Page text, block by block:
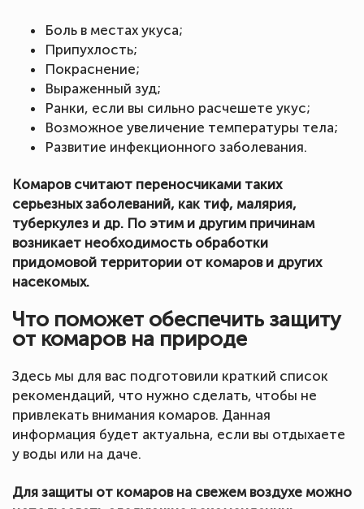
Боль в местах укуса;
Припухлость;
Покраснение;
Выраженный зуд;
Ранки, если вы сильно расчешете укус;
Возможное увеличение температуры тела;
Развитие инфекционного заболевания.
Комаров считают переносчиками таких
серьезных заболеваний, как тиф, малярия,
туберкулез и др. По этим и другим причинам
возникает необходимость обработки
придомовой территории от комаров и других
насекомых.
Что поможет обеспечить защиту
от комаров на природе
Здесь мы для вас подготовили краткий список
рекомендаций, что нужно сделать, чтобы не
привлекать внимания комаров. Данная
информация будет актуальна, если вы отдыхаете
у воды или на даче.
Для защиты от комаров на свежем воздухе можно